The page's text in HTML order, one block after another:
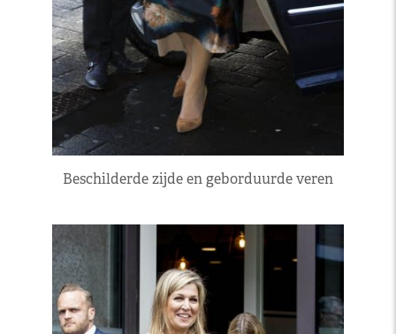
Beschilderde zijde en geborduurde veren